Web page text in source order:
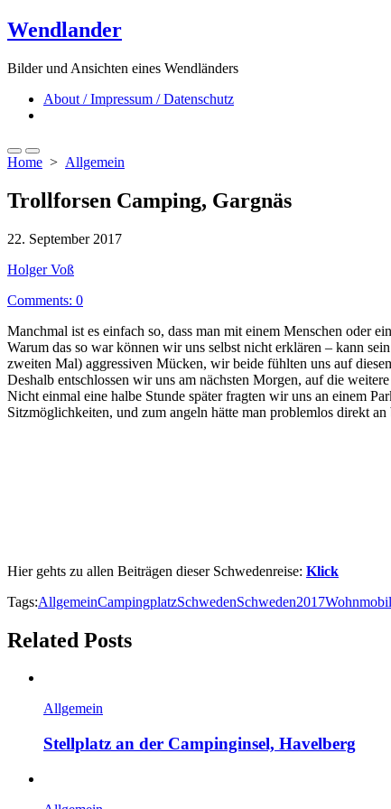
Skip
to
Wendlander
Bilder und Ansichten eines Wendländers
About / Impressum / Datenschutz
Search
Toggle
Menu
Home > Allgemein
Trollforsen Camping, Gargnäs
Published
22. September 2017
Author
Holger Voß
Comments: 0
Manchmal ist es einfach so, dass man mit einem Menschen oder
Warum das so war können wir uns selbst nicht erklären – kann
zweiten Mal) aggressiven Mücken, wir beide fühlten uns auf
Deshalb entschlossen wir uns am nächsten Morgen, auf die
Nicht einmal eine halbe Stunde später fragten wir uns an einem
Sitzmöglichkeiten, und zum angeln hätte man problemlos direkt
Hier gehts zu allen Beiträgen dieser Schwedenreise: Klick
Tags:AllgemeinCampingplatzSchwedenSchweden2017Wohnmobil
Related Posts
Allgemein
Stellplatz an der Campinginsel, Havelberg